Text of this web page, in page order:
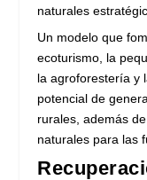
naturales
Un modelo que
ecoturismo, la
la agroforestería y
potencial de
rurales, además
naturales para las